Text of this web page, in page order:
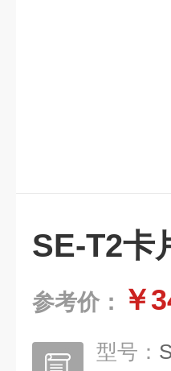
SE-T2卡
参考价： ￥
型号：